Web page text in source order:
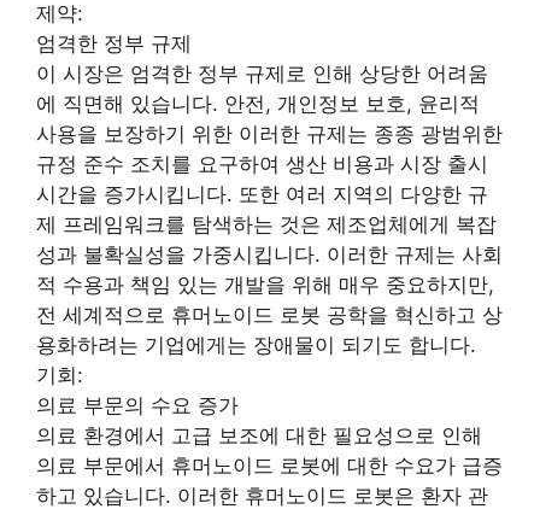
제약:
엄격한 정부 규제
이 시장은 엄격한 정부 규제로 인해 상당한 어려움
에 직면해 있습니다. 안전, 개인정보 보호, 윤리적
사용을 보장하기 위한 이러한 규제는 종종 광범위한
규정 준수 조치를 요구하여 생산 비용과 시장 출시
시간을 증가시킵니다. 또한 여러 지역의 다양한 규
제 프레임워크를 탐색하는 것은 제조업체에게 복잡
성과 불확실성을 가중시킵니다. 이러한 규제는 사회
적 수용과 책임 있는 개발을 위해 매우 중요하지만,
전 세계적으로 휴머노이드 로봇 공학을 혁신하고 상
용화하려는 기업에게는 장애물이 되기도 합니다.
기회:
의료 부문의 수요 증가
의료 환경에서 고급 보조에 대한 필요성으로 인해
의료 부문에서 휴머노이드 로봇에 대한 수요가 급증
하고 있습니다. 이러한 휴머노이드 로봇은 환자 관